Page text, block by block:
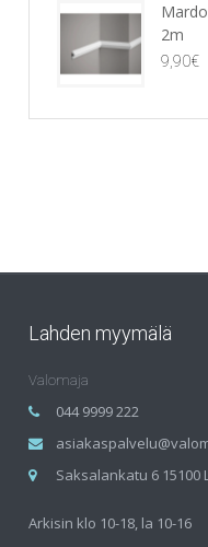
2m
9,90€
Lahden myymälä
Valomaja
044 9999 222
Saksalankatu 6 15100
Arkisin klo 10-18, la 10-16